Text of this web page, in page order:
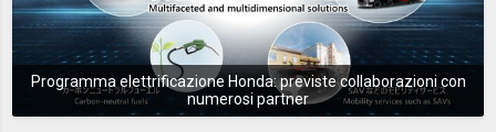
Programma elettrificazione Honda: previste collaborazioni con
numerosi partner